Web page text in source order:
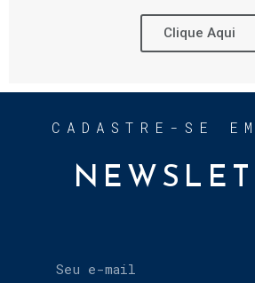
Clique Aqui
CADASTRE-SE